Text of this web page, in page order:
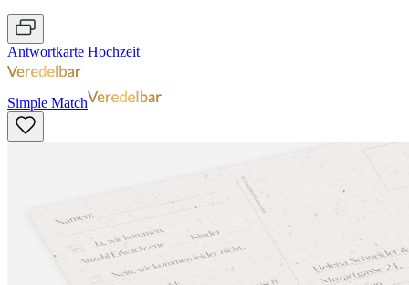
Antwortkarte Hochzeit
Simple Match